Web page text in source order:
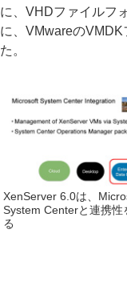
に、VHDファイルフ
に、VMwareの
た。
XenServer 6.0は、
System Centerと連携性
る